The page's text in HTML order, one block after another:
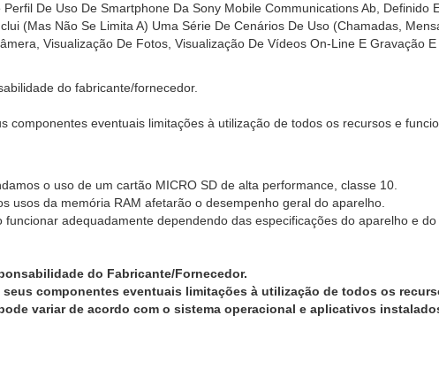
De Uso De Smartphone Da Sony Mobile Communications Ab,
(Mas Não Se Limita A) Uma Série De Cenários De Uso (Chamadas,
Visualização De Fotos, Visualização De Vídeos On-Line E Gravação
do fabricante/fornecedor.
componentes eventuais limitações à utilização de todos os recursos e
o uso de um cartão MICRO SD de alta performance, classe 10.
usos da memória RAM afetarão o desempenho geral do aparelho.
adequadamente dependendo das especificações do aparelho e
do Fabricante/Fornecedor.
componentes eventuais limitações à utilização de todos os
variar de acordo com o sistema operacional e aplicativos